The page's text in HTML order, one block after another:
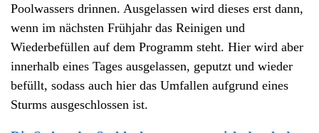
Poolwassers drinnen. Ausgelassen wird dieses erst dann,
wenn im nächsten Frühjahr das Reinigen und
Wiederbefüllen auf dem Programm steht. Hier wird aber
innerhalb eines Tages ausgelassen, geputzt und wieder
befüllt, sodass auch hier das Umfallen aufgrund eines
Sturms ausgeschlossen ist.